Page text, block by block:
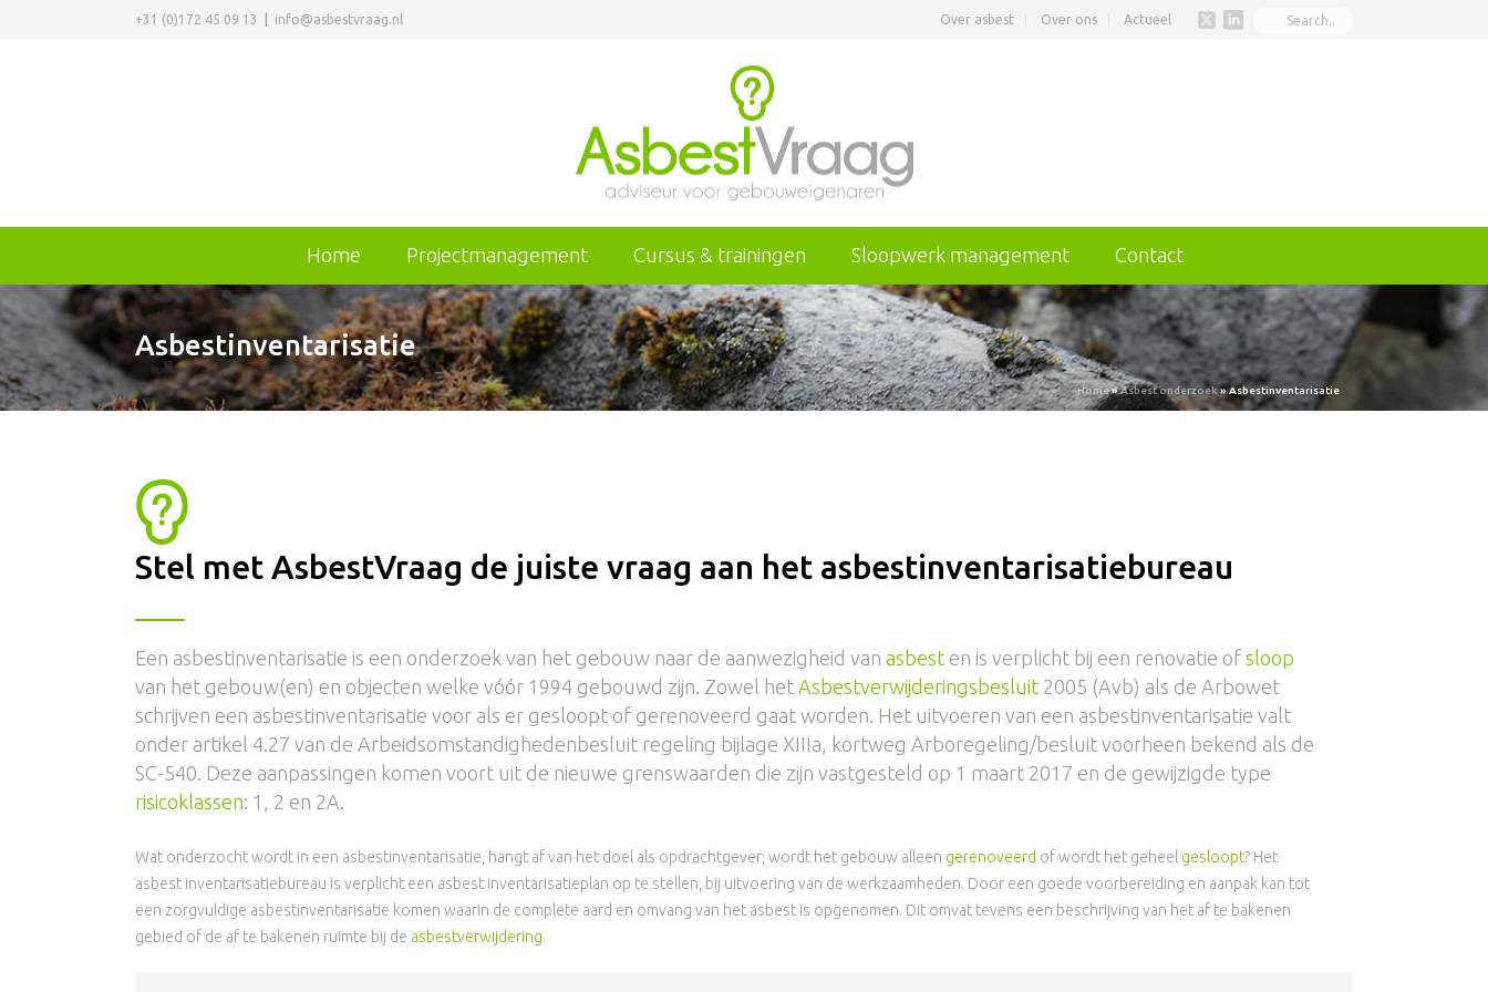
+31 (0)172 45 09 13 info@asbestvraag.nl Over asbest Over ons Actueel
Home Projectmanagement Cursus & trainingen Sloopwerk management Contact
Asbestinventarisatie
Home»Asbest onderzoek »Asbestinventarisatie
Stel met AsbestVraag de juiste vraag aan het asbestinventarisatiebureau
Een asbestinventarisatie is een onderzoek van het gebouw naar de aanwezigheid van asbest en is verplicht bij een renovatie of sloop
van het gebouw(en) en objecten welke vóór 1994 gebouwd zijn. Zowel het Asbestverwijderingsbesluit 2005 (Avb) als de Arbowet
schrijven een asbestinventarisatie voor als er gesloopt of gerenoveerd gaat worden. Het uitvoeren van een asbestinventarisatie valt
onder artikel 4.27 van de Arbeidsomstandighedenbesluit regeling bijlage XIIIa, kortweg Arboregeling/besluit voorheen bekend als de
SC-540. Deze aanpassingen komen voort uit de nieuwe grenswaarden die zijn vastgesteld op 1 maart 2017 en de gewijzigde type
risicoklassen: 1, 2 en 2A.
Wat onderzocht wordt in een asbestinventarisatie, hangt af van het doel als opdrachtgever; wordt het gebouw alleen gerenoveerd of wordt het geheel gesloopt? Het
asbest inventarisatiebureau is verplicht een asbest inventarisatieplan op te stellen, bij uitvoering van de werkzaamheden. Door een goede voorbereiding en aanpak kan tot
een zorgvuldige asbestinventarisatie komen waarin de complete aard en omvang van het asbest is opgenomen. Dit omvat tevens een beschrijving van het af te bakenen
gebied of de af te bakenen ruimte bij de asbestverwijdering.